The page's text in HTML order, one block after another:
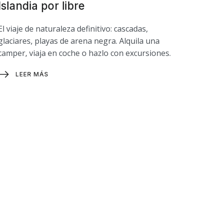
por libre
viaje de naturaleza definitivo: cascadas,
playas de arena negra. Alquila una
viaja en coche o hazlo con excursiones.
LEER MÁS